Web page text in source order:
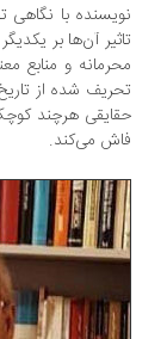
با نگاهی
آن‌ها بر یکدیگر را
و منابع معتبر نه
شده از تاریخ
هرچند کوچک ولی
می‌کند.